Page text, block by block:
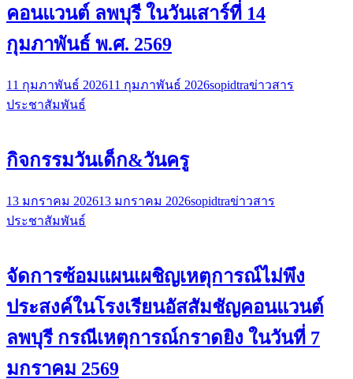
คอนแวนต์ ลพบุรี ในวันเสาร์ที่ 14
กุมภาพันธ์ พ.ศ. 2569
11 กุมภาพันธ์ 202611 กุมภาพันธ์ 2026sopidtraข่าวสาร
ประชาสัมพันธ์
กิจกรรมวันเด็ก&วันครู
13 มกราคม 202613 มกราคม 2026sopidtraข่าวสาร
ประชาสัมพันธ์
จัดการซ้อมแผนเผชิญเหตุการณ์ไม่พึง
ประสงค์ในโรงเรียนอัสสัมชัญคอนแวนต์
ลพบุรี กรณีเหตุการณ์กราดยิง ในวันที่ 7
มกราคม 2569